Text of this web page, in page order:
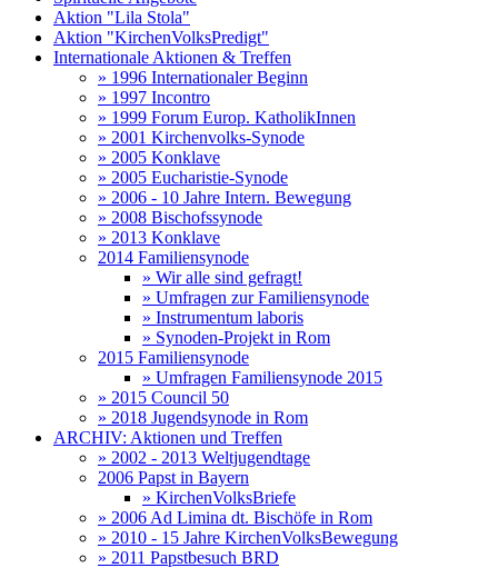
Aktion "Lila Stola"
Aktion "KirchenVolksPredigt"
Internationale Aktionen & Treffen
» 1996 Internationaler Beginn
» 1997 Incontro
» 1999 Forum Europ. KatholikInnen
» 2001 Kirchenvolks-Synode
» 2005 Konklave
» 2005 Eucharistie-Synode
» 2006 - 10 Jahre Intern. Bewegung
» 2008 Bischofssynode
» 2013 Konklave
2014 Familiensynode
» Wir alle sind gefragt!
» Umfragen zur Familiensynode
» Instrumentum laboris
» Synoden-Projekt in Rom
2015 Familiensynode
» Umfragen Familiensynode 2015
» 2015 Council 50
» 2018 Jugendsynode in Rom
ARCHIV: Aktionen und Treffen
» 2002 - 2013 Weltjugendtage
2006 Papst in Bayern
» KirchenVolksBriefe
» 2006 Ad Limina dt. Bischöfe in Rom
» 2010 - 15 Jahre KirchenVolksBewegung
» 2011 Papstbesuch BRD